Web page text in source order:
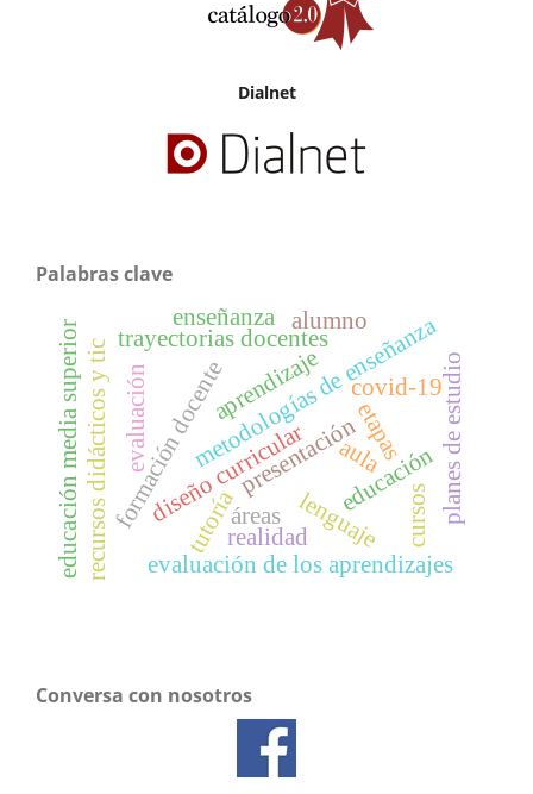
Dialnet
Palabras clave
lenguaje
aula
formación docente
diseño curricular
metodologías de enseñanza
evaluación de los aprendizajes
recursos didácticos y tic tutoría
trayectorias docentes
educación
realidad
planes de estudio
presentación
evaluación
enseñanza
aprendizaje
áreas
etapas
educación media superior covid-19
alumno
cursos
Conversa con nosotros